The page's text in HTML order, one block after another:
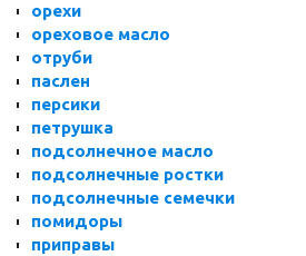
орехи
ореховое масло
отруби
паслен
персики
петрушка
подсолнечное масло
подсолнечные ростки
подсолнечные семечки
помидоры
приправы